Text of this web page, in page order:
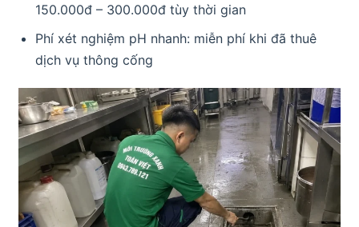
150.000đ – 300.000đ tùy thời gian
Phí xét nghiệm pH nhanh: miễn phí khi đã thuê
dịch vụ thông cống